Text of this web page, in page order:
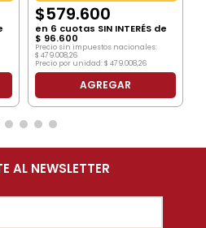
$579.600
en 6 cuotas SIN INTERÉS de
$ 96.600
Precio sin impuestos nacionales:
$ 479.008,26
Precio por unidad:$ 479.008,26
AGREGAR
AL NEWSLETTER